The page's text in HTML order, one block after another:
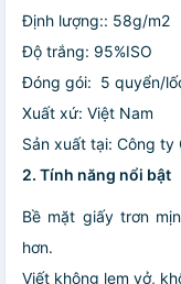
Định lượng:: 58g/m2
Độ trắng: 95%ISO
Đóng gói: 5 quyển/
Xuất xứ: Việt Nam
Sản xuất tại: Công ty
2. Tính năng nổi bật
Bề mặt giấy trơn
hơn.
Viết không lem vở,